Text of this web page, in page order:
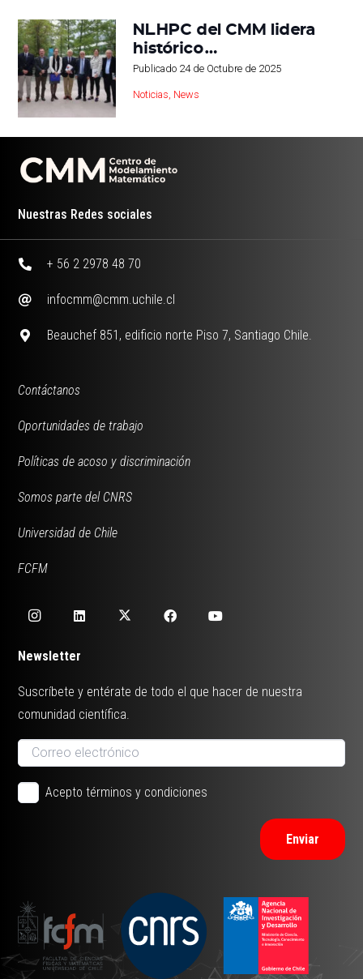
NLHPC del CMM lidera
histórico…
Publicado 24 de Octubre de 2025
Noticias, News
Nuestras Redes sociales
+ 56 2 2978 48 70
infocmm@cmm.uchile.cl
Beauchef 851, edificio norte Piso 7, Santiago Chile.
Contáctanos
Oportunidades de trabajo
Políticas de acoso y discriminación
Somos parte del CNRS
Universidad de Chile
FCFM
Newsletter
Suscríbete y entérate de todo el que hacer de nuestra
comunidad científica.
Acepto términos y condiciones
Enviar